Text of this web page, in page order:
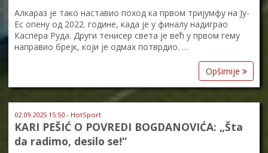
Алкараз је тако наставио поход ка првом тријумфу на Ју-
Ес опену од 2022. године, када је у финалу надиграо
Каспера Руда. Други тенисер света је већ у првом гему
направио брејк, који је одмах потврдио. …
Opširnije
02.09.2025 15:50 - HotSport
KARI PEŠIĆ O POVREDI BOGDANOVIĆA: „Šta
da radimo, desilo se!“